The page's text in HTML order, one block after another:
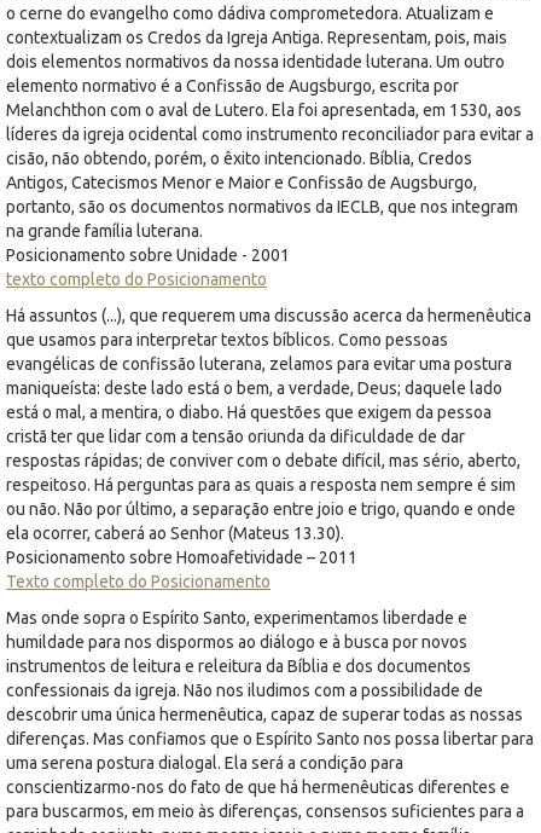
o cerne do evangelho como dádiva comprometedora. Atualizam e
contextualizam os Credos da Igreja Antiga. Representam, pois, mais
dois elementos normativos da nossa identidade luterana. Um outro
elemento normativo é a Confissão de Augsburgo, escrita por
Melanchthon com o aval de Lutero. Ela foi apresentada, em 1530, aos
líderes da igreja ocidental como instrumento reconciliador para evitar a
cisão, não obtendo, porém, o êxito intencionado. Bíblia, Credos
Antigos, Catecismos Menor e Maior e Confissão de Augsburgo,
portanto, são os documentos normativos da IECLB, que nos integram
na grande família luterana.
Posicionamento sobre Unidade - 2001
texto completo do Posicionamento
Há assuntos (...), que requerem uma discussão acerca da hermenêutica
que usamos para interpretar textos bíblicos. Como pessoas
evangélicas de confissão luterana, zelamos para evitar uma postura
maniqueísta: deste lado está o bem, a verdade, Deus; daquele lado
está o mal, a mentira, o diabo. Há questões que exigem da pessoa
cristã ter que lidar com a tensão oriunda da dificuldade de dar
respostas rápidas; de conviver com o debate difícil, mas sério, aberto,
respeitoso. Há perguntas para as quais a resposta nem sempre é sim
ou não. Não por último, a separação entre joio e trigo, quando e onde
ela ocorrer, caberá ao Senhor (Mateus 13.30).
Posicionamento sobre Homoafetividade – 2011
Texto completo do Posicionamento
Mas onde sopra o Espírito Santo, experimentamos liberdade e
humildade para nos dispormos ao diálogo e à busca por novos
instrumentos de leitura e releitura da Bíblia e dos documentos
confessionais da igreja. Não nos iludimos com a possibilidade de
descobrir uma única hermenêutica, capaz de superar todas as nossas
diferenças. Mas confiamos que o Espírito Santo nos possa libertar para
uma serena postura dialogal. Ela será a condição para
conscientizarmo-nos do fato de que há hermenêuticas diferentes e
para buscarmos, em meio às diferenças, consensos suficientes para a